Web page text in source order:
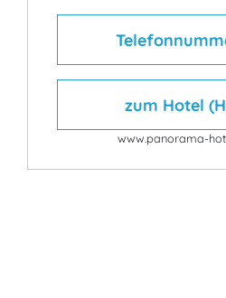
zum Hotel
www.panorama-